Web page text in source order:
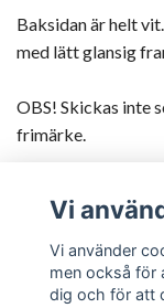
Baksidan är helt
med lätt glansig
OBS! Skickas inte
frimärke.
Om Ponypedia
Vi
Vi använder
men också för
dig och för att